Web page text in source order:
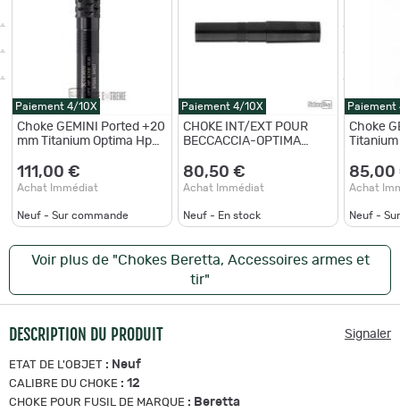
Paiement 4/10X
Choke GEMINI Ported +20
mm Titanium Optima Hp
111,00 €
Achat Immédiat
Neuf - Sur commande
Paiement 4/10X
CHOKE INT/EXT POUR
BECCACCIA-OPTIMA
120 mm - 1/4
80,50 €
Achat Immédiat
Neuf - En stock
Paiement
Choke
Titanium
d'acier
85,00
Achat
Neuf -
Voir plus de "Chokes Beretta, Accessoires armes et
tir"
DESCRIPTION DU PRODUIT Signaler
ETAT DE L'OBJET : Neuf
CALIBRE DU CHOKE : 12
CHOKE POUR FUSIL DE MARQUE : Beretta